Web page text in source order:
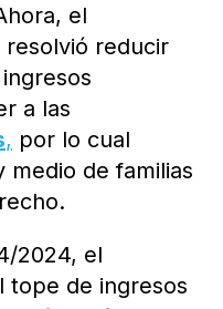
el
resolvió reducir
a las
, por lo cual
medio de familias
2024, el
tope de ingresos